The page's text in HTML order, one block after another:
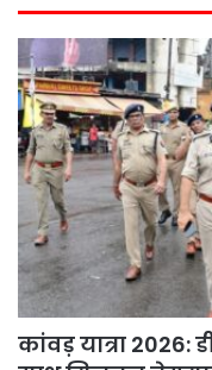
कांवड़ यात्रा